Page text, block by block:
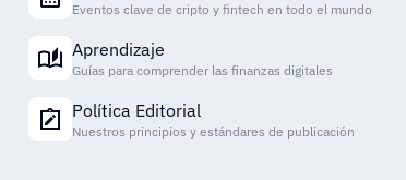
Eventos clave de cripto y fintech en todo el mundo
Aprendizaje
Guías para comprender las finanzas digitales
Política Editorial
Nuestros principios y estándares de publicación